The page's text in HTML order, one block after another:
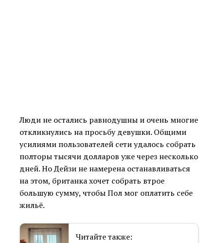
Люди не остались равнодушны и очень многие
откликнулись на просьбу девушки. Общими
усилиями пользователей сети удалось собрать
полторы тысячи долларов уже через несколько
дней. Но Дейзи не намерена останавливаться
на этом, британка хочет собрать втрое
большую сумму, чтобы Пол мог оплатить себе
жильё.
Читайте также: